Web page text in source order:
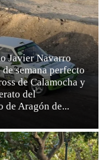
Javier Navarro
semana perfecto
de Calamocha y
del
de Aragón de...